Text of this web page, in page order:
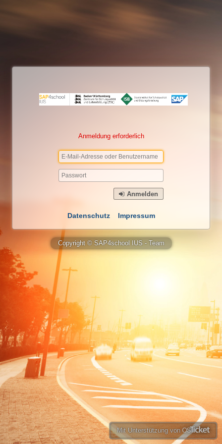
Anmeldung erforderlich
Anmelden
Datenschutz Impressum
Copyright © SAP4school IUS - Team
Mit Unterstützung von